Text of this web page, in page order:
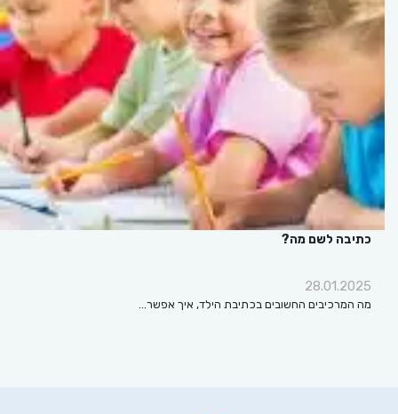
כתיבה לשם מה?
28.01.2025
מה המרכיבים החשובים בכתיבת הילד, איך אפשר…